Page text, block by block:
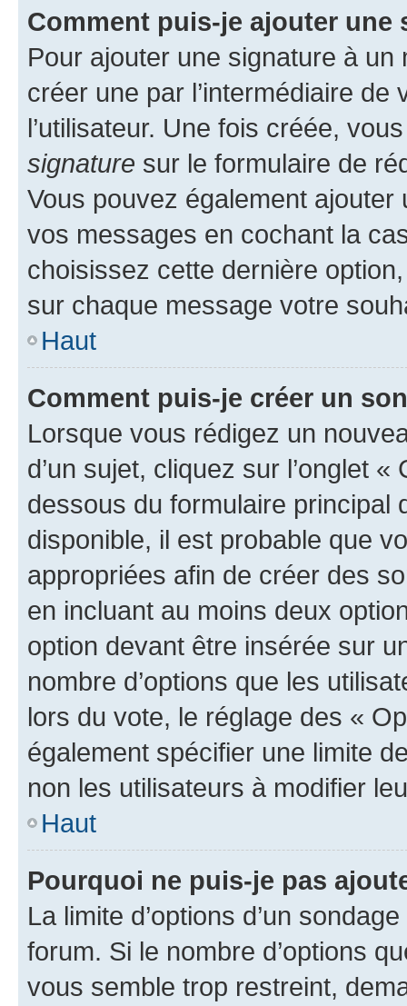
Comment puis-je ajouter une
Pour ajouter une signature à un
créer une par l’intermédiaire
l’utilisateur. Une fois créée,
signature sur le formulaire de
Vous pouvez également
vos messages en cochant la
choisissez cette dernière
sur chaque message votre
Haut
Comment puis-je créer un
Lorsque vous rédigez un
d’un sujet, cliquez sur l’onglet
dessous du formulaire principal
disponible, il est probable que
appropriées afin de créer des
en incluant au moins deux
option devant être insérée sur
nombre d’options que les
lors du vote, le réglage des «
également spécifier une limite
non les utilisateurs à modifier
Haut
Pourquoi ne puis-je pas
La limite d’options d’un
forum. Si le nombre d’options
vous semble trop restreint,